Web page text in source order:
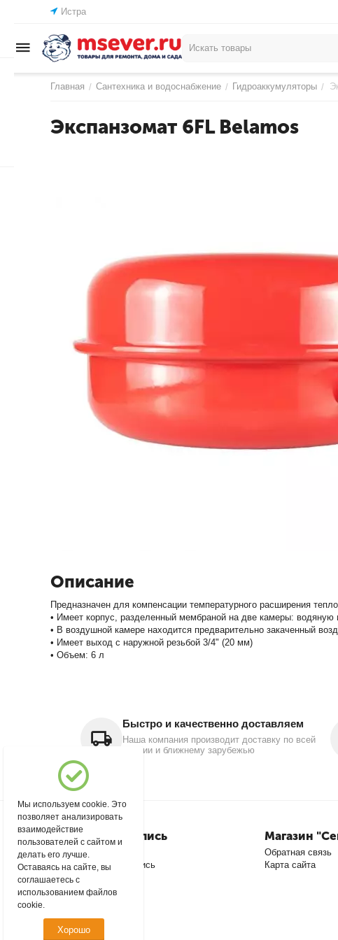
Истра
Главная / Сантехника и водоснабжение / Гидроаккумуляторы /
Экспанзомат 6FL Belamos
Описание
Предназначен для компенсации температурного расширения
• Имеет корпус, разделенный мембраной на две камеры:
• В воздушной камере находится предварительно закаченный
• Имеет выход с наружной резьбой 3/4" (20 мм)
• Объем: 6 л
Быстро и качественно доставляем
Наша компания производит доставку по всей
России и ближнему зарубежью
Моя учетная запись
Войти
Создать учетную запись
Магазин
Обратная связь
Карта сайта
Мы используем cookie. Это
позволяет анализировать
взаимодействие
пользователей с сайтом и
делать его лучше.
Оставаясь на сайте, вы
соглашаетесь с
использованием файлов
cookie.
Хорошо